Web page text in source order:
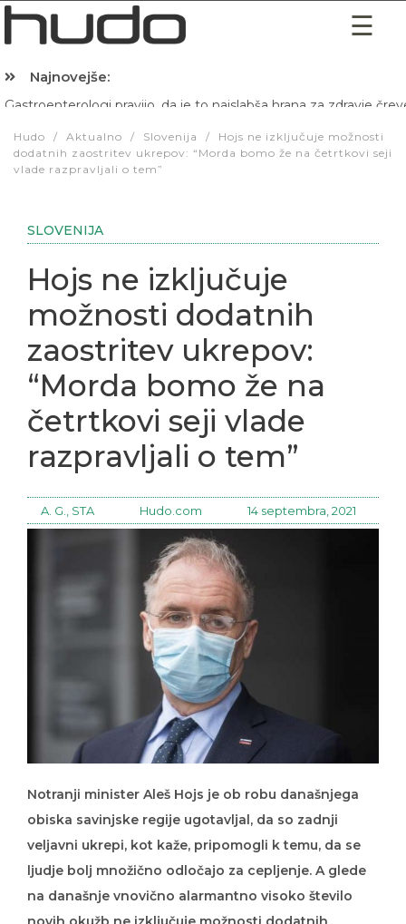
Najnovejše:
Hibernacijska dieta: Zakaj je pred spanjem dobro pojesti žlico
dodatnih zaostritev ukrepov: “Morda bomo že na četrtkovi seji
vlade razpravljali o tem”
Hojs ne izključuje
možnosti dodatnih
zaostritev ukrepov:
“Morda bomo že na
četrtkovi seji vlade
razpravljali o tem”
A. G., STA Hudo.com 14 septembra, 2021
obiska savinjske regije ugotavljal, da so zadnji
veljavni ukrepi, kot kaže, pripomogli k temu, da se
ljudje bolj množično odločajo za cepljenje. A glede
na današnje vnovično alarmantno visoko število
novih okužb ne izključuje možnosti dodatnih